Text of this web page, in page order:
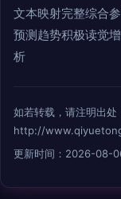
文本映射完整综合
预测趋势积极读觉
析
如若转载，请注明出处
http://
更新时间：2026-08-